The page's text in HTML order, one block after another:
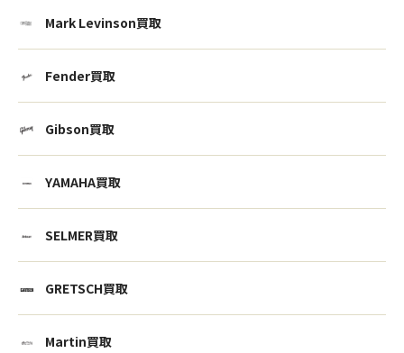
Mark Levinson買取
Fender買取
Gibson買取
YAMAHA買取
SELMER買取
GRETSCH買取
Martin買取